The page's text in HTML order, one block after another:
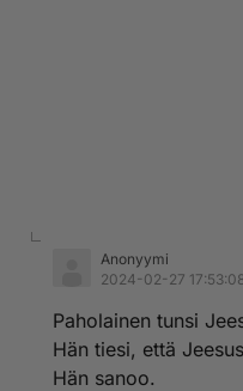
Anonyymi
2024-02-27
Paholainen tunsi
Hän tiesi, että
Hän sanoo.